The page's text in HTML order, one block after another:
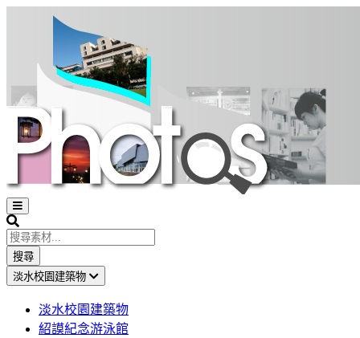
Open
sidebar
Search
搜尋
淡水校園建築物
淡水校園建築物
紹謨紀念游泳館